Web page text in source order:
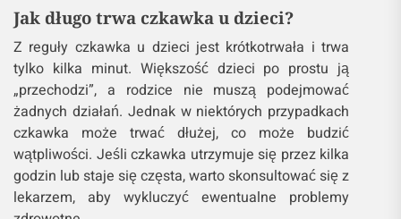
Jak długo trwa czkawka u dzieci?
Z reguły czkawka u dzieci jest krótkotrwała i trwa
tylko kilka minut. Większość dzieci po prostu ją
„przechodzi”, a rodzice nie muszą podejmować
żadnych działań. Jednak w niektórych przypadkach
czkawka może trwać dłużej, co może budzić
wątpliwości. Jeśli czkawka utrzymuje się przez kilka
godzin lub staje się częsta, warto skonsultować się z
lekarzem, aby wykluczyć ewentualne problemy